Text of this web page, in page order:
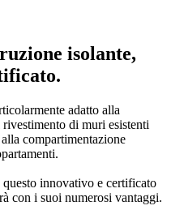
isolante,
.
adatto alla
di muri esistenti
compartimentazione
innovativo e certificato
con i suoi numerosi vantaggi.